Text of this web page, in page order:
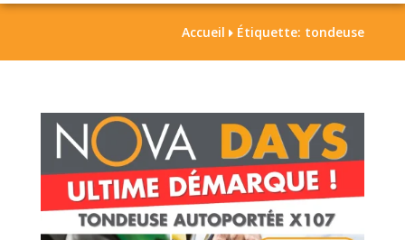
Accueil  Étiquette: tondeuse